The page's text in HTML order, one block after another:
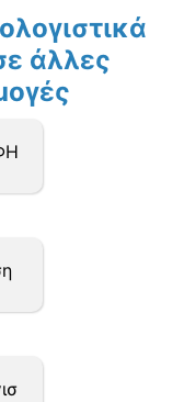
άλλες